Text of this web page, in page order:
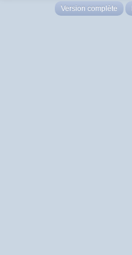
Version complète